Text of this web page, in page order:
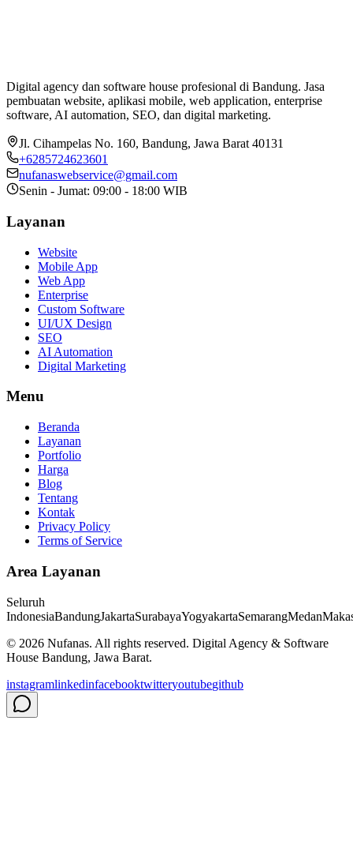
Digital agency dan software house profesional di Bandung. Jasa
pembuatan website, aplikasi mobile, web application, enterprise
software, AI automation, SEO, dan digital marketing.
Jl. Cihampelas No. 160, Bandung, Jawa Barat 40131
+6285724623601
nufanaswebservice@gmail.com
Senin - Jumat: 09:00 - 18:00 WIB
Layanan
Website
Mobile App
Web App
Enterprise
Custom Software
UI/UX Design
SEO
AI Automation
Digital Marketing
Menu
Beranda
Layanan
Portfolio
Harga
Blog
Tentang
Kontak
Privacy Policy
Terms of Service
Area Layanan
Seluruh
IndonesiaBandungJakartaSurabayaYogyakartaSemarangMedan
© 2026 Nufanas. All rights reserved. Digital Agency & Software
House Bandung, Jawa Barat.
instagramlinkedinfacebooktwitteryoutubegithub